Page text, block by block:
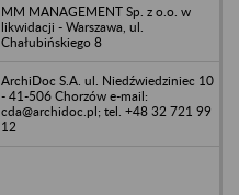
MM MANAGEMENT Sp. z o.o. w
likwidacji - Warszawa, ul.
Chałubińskiego 8
ArchiDoc S.A. ul. Niedźwiedziniec 10
- 41-506 Chorzów e-mail:
cda@archidoc.pl; tel. +48 32 721 99
12